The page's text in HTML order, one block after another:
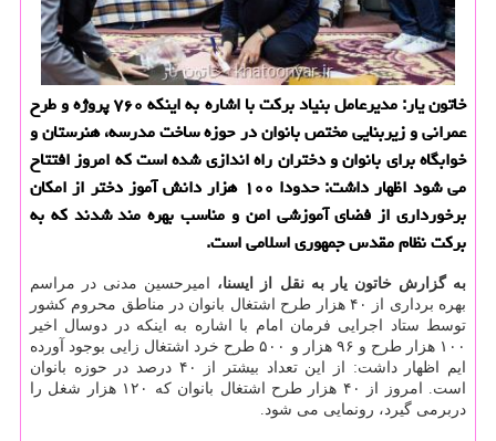
خاتون یار: مدیرعامل بنیاد برکت با اشاره به اینکه ۷۶۰ پروژه و طرح
عمرانی و زیربنایی مختص بانوان در حوزه ساخت مدرسه، هنرستان و
خوابگاه برای بانوان و دختران راه اندازی شده است که امروز افتتاح
می شود اظهار داشت: حدودا ۱۰۰ هزار دانش آموز دختر از امکان
برخورداری از فضای آموزشی امن و مناسب بهره مند شدند که به
برکت نظام مقدس جمهوری اسلامی است.
به گزارش خاتون یار به نقل از ایسنا، امیرحسین مدنی در مراسم
بهره برداری از ۴۰ هزار طرح اشتغال بانوان در مناطق محروم کشور
توسط ستاد اجرایی فرمان امام با اشاره به اینکه در دوسال اخیر
۱۰۰ هزار طرح و ۹۶ هزار و ۵۰۰ طرح خرد اشتغال زایی بوجود آورده
ایم اظهار داشت: از این تعداد بیشتر از ۴۰ درصد در حوزه بانوان
است. امروز از ۴۰ هزار طرح اشتغال بانوان که ۱۲۰ هزار شغل را
دربرمی گیرد، رونمایی می شود.